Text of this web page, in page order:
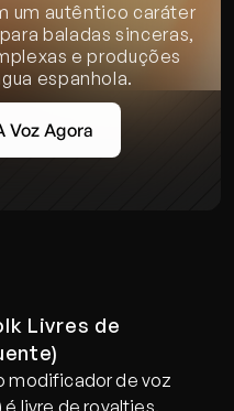
um autêntico caráter
baladas sinceras,
e produções
espanhola.
Voz Agora
Livres de
modificador de voz
é livre de royalties.